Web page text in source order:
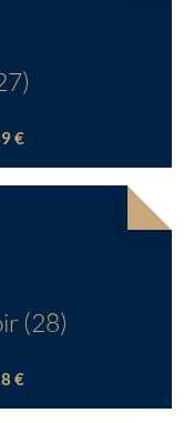
€
(28)
€